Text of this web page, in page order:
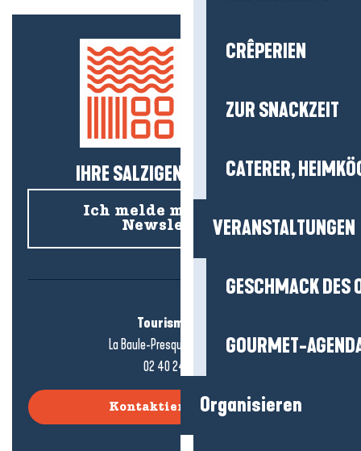
CRÊPERIEN
ZUR SNACKZEIT
CATERER,
VERANSTALTUNGEN
GESCHMACK DES
GOURMET-
Organisieren
IHRE SALZIGEN NEUIGKEITEN!
Ich melde mich für den
Newsletter an
Tourismusbüro
La Baule-Presqu'île de Guérande
02 40 24 34 44
Kontaktieren Sie uns